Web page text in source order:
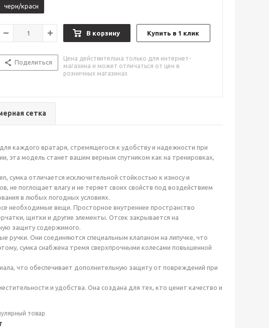
черн/красн
В корзину Купить в 1 клик
Поделиться
Цена действительна только для интернет-
магазина и может отличаться от цен в
розничных магазинах
сетка
каждого вратаря, стремящегося к удобству и надежности при
эта модель станет вашим верным спутником как на тренировках,
сумка отличается исключительной стойкостью к износу и
поглощает влагу и не теряет своих свойств под воздействием
в любых погодных условиях.
необходимые вещи. Просторное внутреннее пространство
щитки и другие элементы. Отсек закрывается на
защиту содержимого.
ручки. Они соединяются специальным клапаном на липучке, что
сумка снабжена тремя сверхпрочными колесами повышенной
что обеспечивает дополнительную защиту от повреждений при
и удобства. Она создана для тех, кто ценит качество и
товар